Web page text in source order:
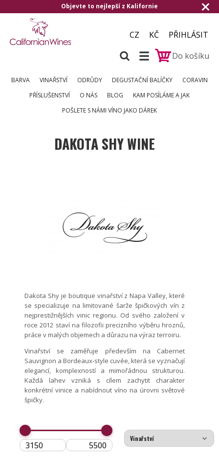
Objevte to nejlepší z Kalifornie
CZ KČ
PŘIHLÁSIT
Do košíku
BARVA VINAŘSTVÍ ODRŮDY DEGUSTAČNÍ BALÍČKY
CORAVIN
PŘÍSLUŠENSTVÍ
O NÁS BLOG
KAM POSÍLÁME A JAK
POŠLETE S NÁMI VÍNO JAKO DÁREK
DAKOTA SHY WINE
Dakota Shy je boutique vinařství z Napa Valley, které
se specializuje na limitované šarže špičkových vín z
nejprestižnějších vinic regionu. Od svého založení v
roce 2012 staví na filozofii precizního výběru hroznů,
práce v malých objemech a důrazu na výraz terroiru.
Vinařství se zaměřuje především na Cabernet
Sauvignon a Bordeaux-style cuvée, která se vyznačují
elegancí, komplexností a mimořádnou strukturou.
Každá lahev vzniká s cílem zachytit charakter
konkrétní vinice a nabídnout víno na úrovni světové
špičky.